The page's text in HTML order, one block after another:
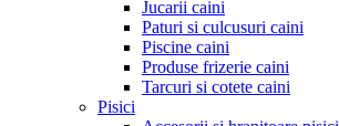
Jucarii caini
Paturi si culcusuri caini
Piscine caini
Produse frizerie caini
Tarcuri si cotete caini
Pisici